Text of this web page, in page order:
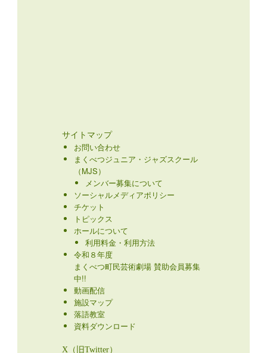
サイトマップ
お問い合わせ
まくべつジュニア・ジャズスクール
（MJS）
メンバー募集について
ソーシャルメディアポリシー
チケット
トピックス
ホールについて
利用料金・利用方法
令和８年度
まくべつ町民芸術劇場 賛助会員募集
中!!
動画配信
施設マップ
落語教室
資料ダウンロード
X（旧Twitter）